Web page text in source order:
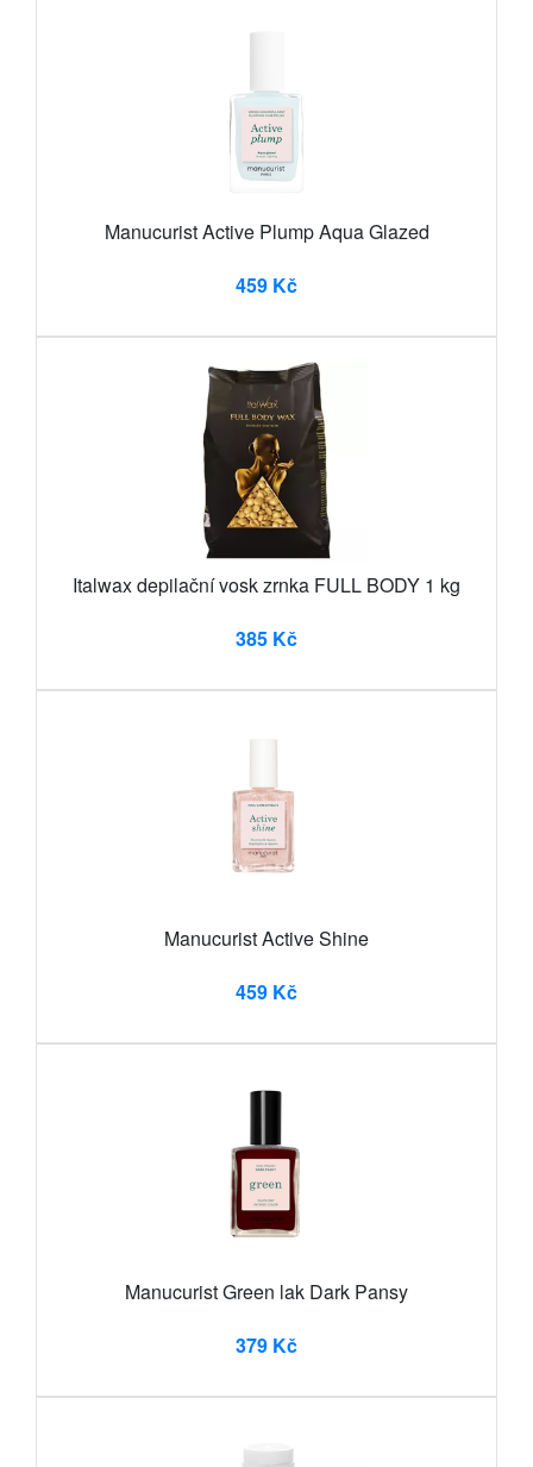
Manucurist Active Plump Aqua Glazed
459 Kč
Italwax depilační vosk zrnka FULL BODY 1 kg
385 Kč
Manucurist Active Shine
459 Kč
Manucurist Green lak Dark Pansy
379 Kč